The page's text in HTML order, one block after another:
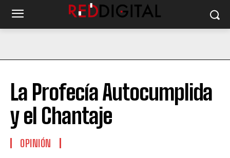
La Profecía Autocumplida
y el Chantaje
OPINIÓN